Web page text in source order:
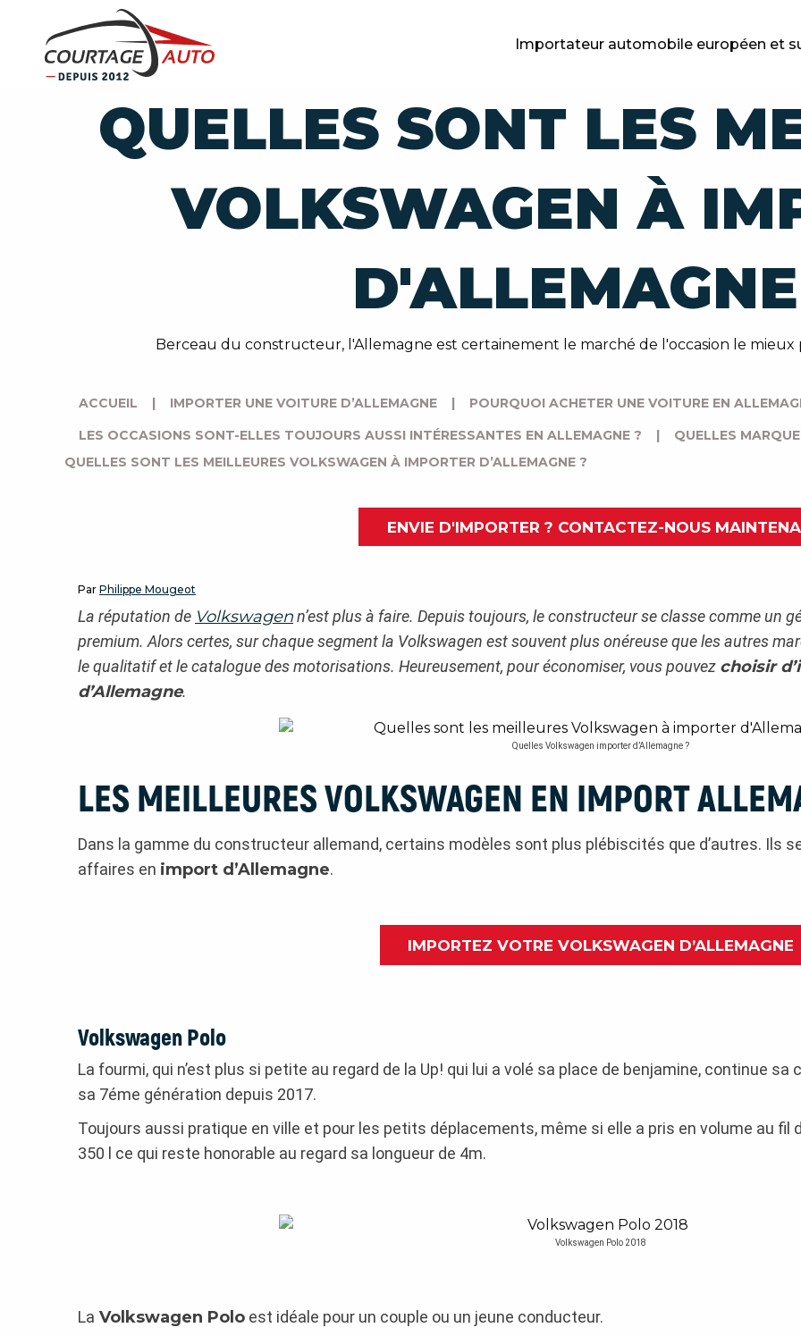
Importateur automobile européen et
QUELLES SONT LES
VOLKSWAGEN À
Berceau du constructeur, l'Allemagne est certainement le marché de l'occasion le mieux
ACCUEIL | IMPORTER UNE VOITURE D’ALLEMAGNE | POURQUOI ACHETER UNE VOITURE EN
LES OCCASIONS SONT-ELLES TOUJOURS AUSSI INTÉRESSANTES EN ALLEMAGNE ? QUELLES
QUELLES SONT LES MEILLEURES VOLKSWAGEN À IMPORTER D’ALLEMAGNE ?
ENVIE D'IMPORTER ? CONTACTEZ-NOUS
Par Philippe Mougeot
La réputation de Volkswagenn’est plus à faire. Depuis toujours, le constructeur se classe comme un
premium. Alors certes, sur chaque segment la Volkswagen est souvent plus onéreuse que les autres
le qualitatif et le catalogue des motorisations. Heureusement, pour économiser, vous pouvez choisir
d’Allemagne.
Quelles Volkswagen importer d’Allemagne ?
LES MEILLEURES VOLKSWAGEN EN IMPORT
Dans la gamme du constructeur allemand, certains modèles sont plus plébiscités que d’autres. Ils
affaires en import d’Allemagne.
IMPORTEZ VOTRE VOLKSWAGEN D’ALLEMAGNE
Volkswagen Polo
La fourmi, qui n’est plus si petite au regard de la Up! qui lui a volé sa place de benjamine, continue sa
sa 7éme génération depuis 2017.
Toujours aussi pratique en ville et pour les petits déplacements, même si elle a pris en volume au fil
350 l ce qui reste honorable au regard sa longueur de 4m.
Volkswagen Polo 2018
La Volkswagen Polo est idéale pour un couple ou un jeune conducteur.